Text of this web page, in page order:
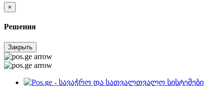
×
Решения
Закрыть